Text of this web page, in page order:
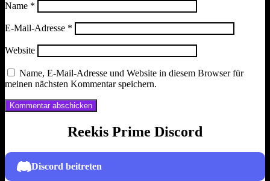
Name *
E-Mail-Adresse *
Website
Name, E-Mail-Adresse und Website in diesem Browser für
meinen nächsten Kommentar speichern.
Reekis Prime Discord
Discord beitreten